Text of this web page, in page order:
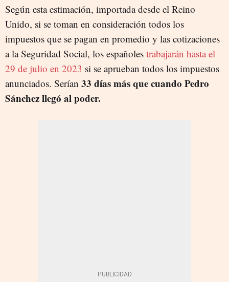
Según esta estimación, importada desde el Reino
Unido, si se toman en consideración todos los
impuestos que se pagan en promedio y las cotizaciones
a la Seguridad Social, los españoles trabajarán hasta el
29 de julio en 2023 si se aprueban todos los impuestos
anunciados. Serían 33 días más que cuando Pedro
Sánchez llegó al poder.